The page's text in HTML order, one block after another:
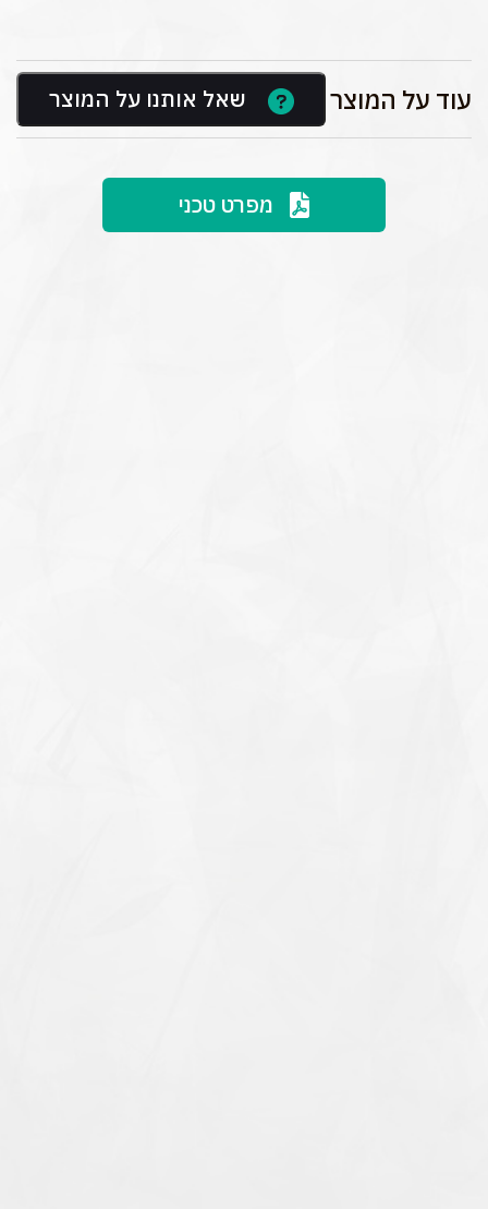
עוד על המוצר
מפרט טכני